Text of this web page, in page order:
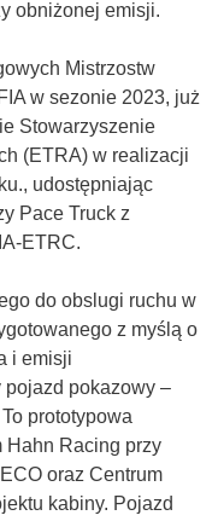
obniżonej emisji.
Mistrzostw
w sezonie 2023, już
Stowarzyszenie
(ETRA) w realizacji
udostępniając
Pace Truck z
ETRC.
do obslugi ruchu w
z myślą o
i emisji
pojazd pokazowy –
prototypowa
Hahn Racing przy
oraz Centrum
kabiny. Pojazd